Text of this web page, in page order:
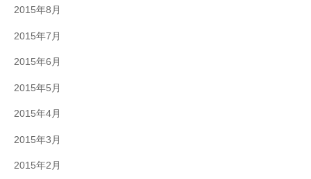
2015年8月
2015年7月
2015年6月
2015年5月
2015年4月
2015年3月
2015年2月